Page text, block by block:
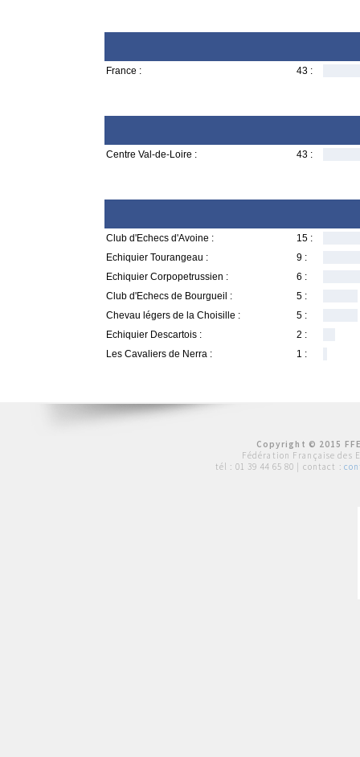
France : 43 :
Centre Val-de-Loire : 43 :
Club d'Echecs d'Avoine :
15 :
Echiquier Tourangeau :
9 :
Echiquier Corpopetrussien :
6 :
Club d'Echecs de Bourgueil :
5 :
Chevau légers de la Choisille :
5 :
Echiquier Descartois :
2 :
Les Cavaliers de Nerra :
1 :
Copyright © 2015
Fédération Française des
tél : 01 39 44 65 80 | contact :